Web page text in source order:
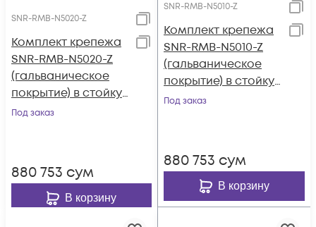
SNR-RMB-N5020-Z
Комплект крепежа
SNR-RMB-N5020-Z
(гальваническое
покрытие) в стойку
для коммутаторов
Под заказ
880 753 сум
В корзину
SNR-RMB-N5010-Z
Комплект крепежа
SNR-RMB-N5010-Z
(гальваническое
покрытие) в стойку
для коммутаторов
Под заказ
880 753 сум
В корзину